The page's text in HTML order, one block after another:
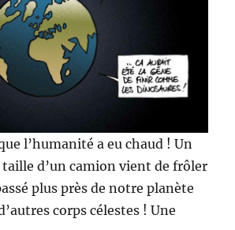
l’humanité a eu chaud ! Un
taille d’un camion vient de frôler
plus près de notre planète
corps célestes ! Une